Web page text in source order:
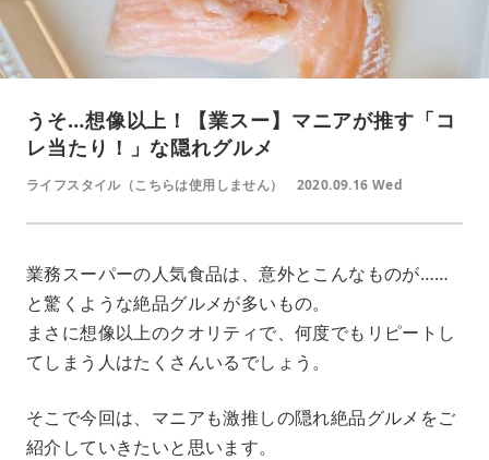
うそ…想像以上！【業スー】マニアが推す「コ
レ当たり！」な隠れグルメ
ライフスタイル（こちらは使用しません） 2020.09.16 Wed
業務スーパーの人気食品は、意外とこんなものが……
と驚くような絶品グルメが多いもの。
まさに想像以上のクオリティで、何度でもリピートし
てしまう人はたくさんいるでしょう。
そこで今回は、マニアも激推しの隠れ絶品グルメをご
紹介していきたいと思います。